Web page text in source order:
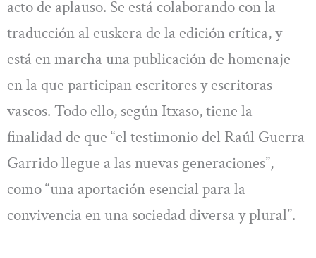
acto de aplauso. Se está colaborando con la
traducción al euskera de la edición crítica, y
está en marcha una publicación de homenaje
en la que participan escritores y escritoras
vascos. Todo ello, según Itxaso, tiene la
finalidad de que “el testimonio del Raúl Guerra
Garrido llegue a las nuevas generaciones”,
como “una aportación esencial para la
convivencia en una sociedad diversa y plural”.